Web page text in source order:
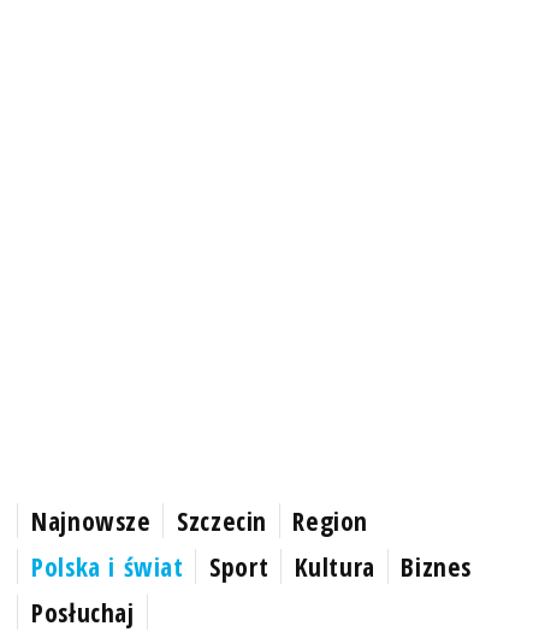
Najnowsze Szczecin
Region
Polska i świat
Sport Kultura
Biznes
Posłuchaj